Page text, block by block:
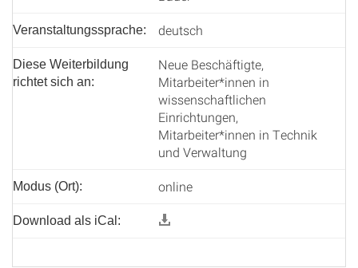
Veranstaltungssprache: deutsch
Diese Weiterbildung
richtet sich an:
Neue Beschäftigte,
Mitarbeiter*innen in
wissenschaftlichen
Einrichtungen,
Mitarbeiter*innen in Technik
und Verwaltung
Modus (Ort): online
Download als iCal: